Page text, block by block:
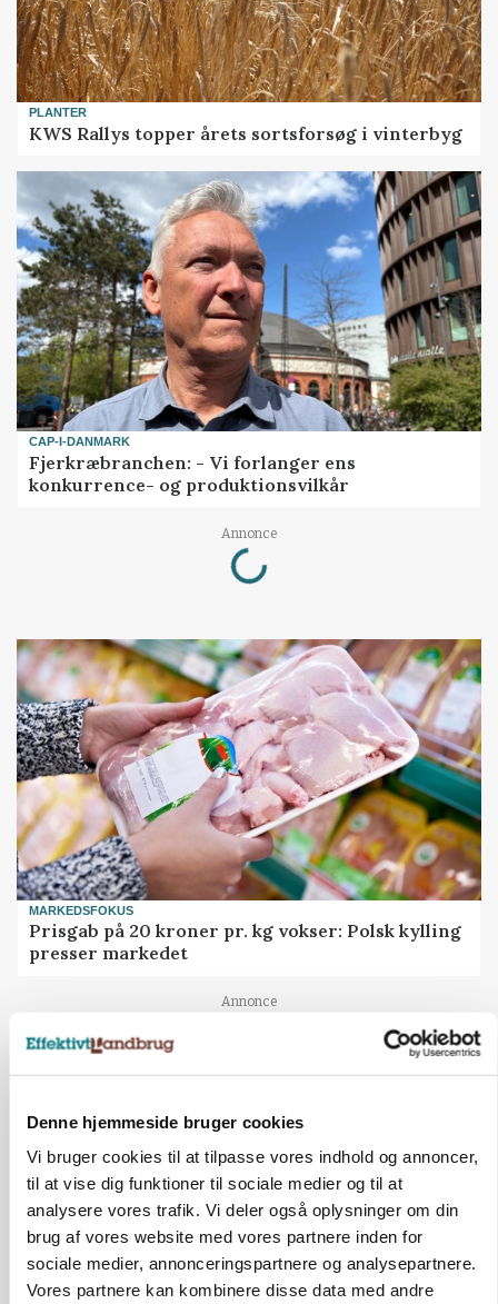
Denne hjemmeside bruger cookies
Vi bruger cookies til at tilpasse vores indhold og annoncer,
til at vise dig funktioner til sociale medier og til at
analysere vores trafik. Vi deler også oplysninger om din
brug af vores website med vores partnere inden for
sociale medier, annonceringspartnere og analysepartnere.
Vores partnere kan kombinere disse data med andre
PLANTER
KWS Rallys topper årets sortsforsøg i vinterbyg
CAP-I-DANMARK
Fjerkræbranchen: - Vi forlanger ens
konkurrence- og produktionsvilkår
Annonce
Loading...
MARKEDSFOKUS
Prisgab på 20 kroner pr. kg vokser: Polsk kylling
presser markedet
Annonce